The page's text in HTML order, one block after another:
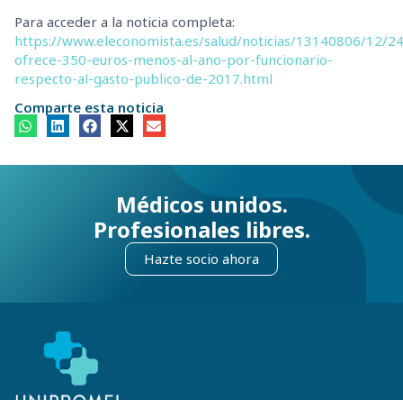
Para acceder a la noticia completa:
https://www.eleconomista.es/salud/noticias/13140806/12/
ofrece-350-euros-menos-al-ano-por-funcionario-
respecto-al-gasto-publico-de-2017.html
Comparte esta noticia
Médicos unidos.
Profesionales libres.
Hazte socio ahora